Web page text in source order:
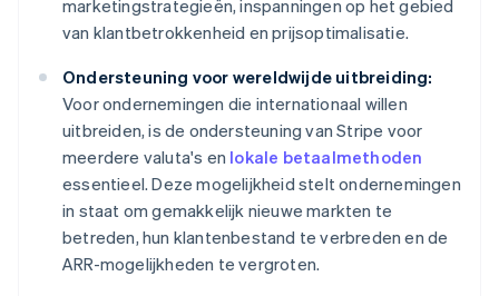
marketingstrategieën, inspanningen op het gebied
van klantbetrokkenheid en prijsoptimalisatie.
Ondersteuning voor wereldwijde uitbreiding:
Voor ondernemingen die internationaal willen
uitbreiden, is de ondersteuning van Stripe voor
meerdere valuta's en lokale betaalmethoden
essentieel. Deze mogelijkheid stelt ondernemingen
in staat om gemakkelijk nieuwe markten te
betreden, hun klantenbestand te verbreden en de
ARR-mogelijkheden te vergroten.